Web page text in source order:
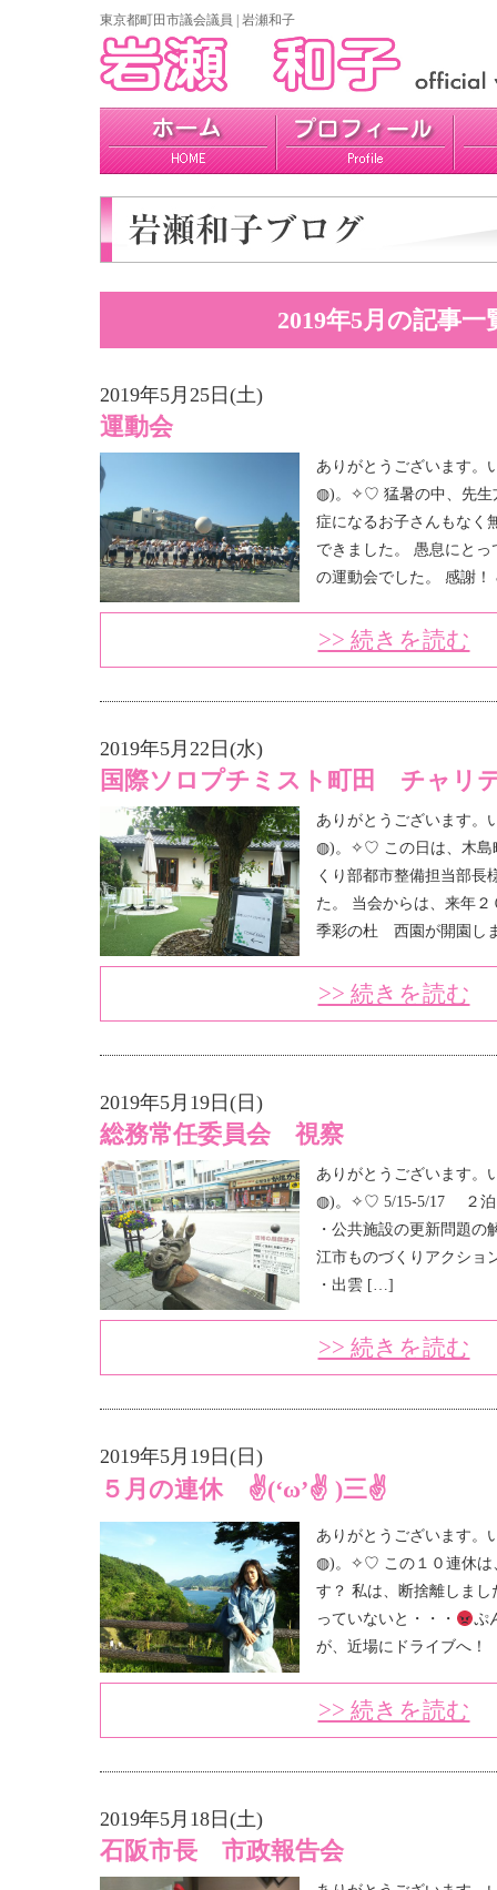
東京都町田市議会議員 | 岩瀬和子
プロフィール 政策 活動報告
2019年5月の記事一
2019年5月25日(土)
運動会
ありがとうございます
◍)。✧♡ 猛暑の中、先生
症になるお子さんもなく
できました。 愚息にと
の運動会でした。 感謝
>> 続きを読む
2019年5月22日(水)
国際ソロプチミスト町田 チャリ
ありがとうございます
◍)。✧♡ この日は、木島
くり部都市整備担当部長
た。 当会からは、来年
季彩の杜 西園が開園し
>> 続きを読む
2019年5月19日(日)
総務常任委員会 視察
ありがとうございます
◍)。✧♡ 5/15-5/17 ２泊
・公共施設の更新問題
江市ものづくりアクショ
・出雲 […]
>> 続きを読む
2019年5月19日(日)
５月の連休 ✌(‘ω’✌ )三✌
ありがとうございます
◍)。✧♡ この１０連休は
す？ 私は、断捨離しま
っていないと・・・
ぷ
が、近場にドライブへ！
>> 続きを読む
2019年5月18日(土)
石阪市長 市政報告会